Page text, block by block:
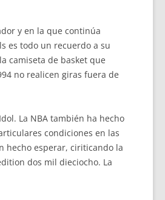
y en la que continúa
es todo un recuerdo a su
camiseta de basket que
no realicen giras fuera de
La NBA también ha hecho
condiciones en las
hecho esperar, ciriticando la
dos mil dieciocho. La